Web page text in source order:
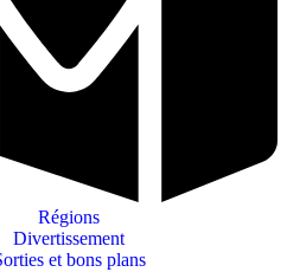
Régions
Divertissement
et bons plans